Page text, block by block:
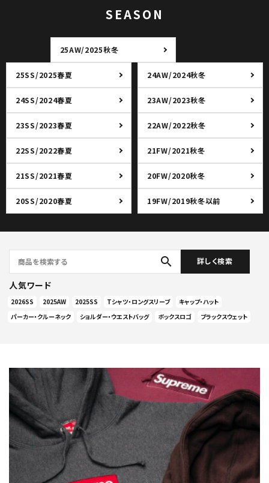
SEASON
25AW/2025秋冬
25SS/2025春夏 24AW/2024秋冬
24SS/2024春夏 23AW/2023秋冬
23SS/2023春夏 22AW/2022秋冬
22SS/2022春夏 21FW/2021秋冬
21SS/2021春夏 20FW/2020秋冬
20SS/2020春夏 19FW/2019秋冬以前
search 詳しく検索
人気ワード
2026SS 2025AW 2025SS Tシャツ・ロングスリーブ
キャップ・ハット
パーカー・クルーネック
ショルダー・ウエストバッグ ボックスロゴ ブラックスウェット